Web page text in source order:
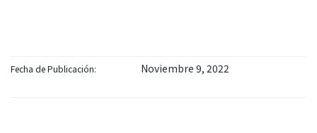
Fecha de Publicación: Noviembre 9, 2022